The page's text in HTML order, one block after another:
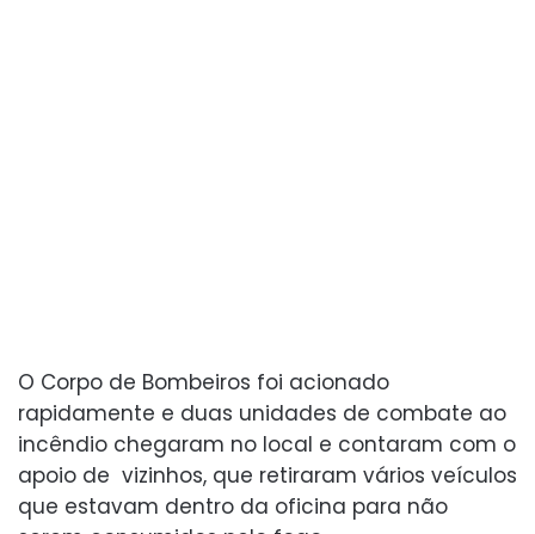
O Corpo de Bombeiros foi acionado
rapidamente e duas unidades de combate ao
incêndio chegaram no local e contaram com o
apoio de vizinhos, que retiraram vários veículos
que estavam dentro da oficina para não